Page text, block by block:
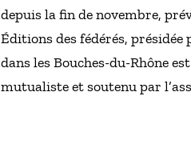
depuis la fin de novembre,
Éditions des fédérés,
dans les Bouches-du-Rhône
mutualiste et soutenu par